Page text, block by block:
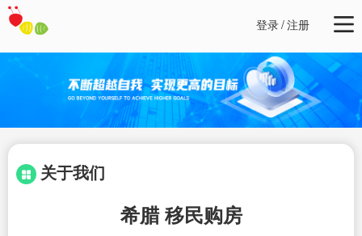
登录/注册
关于我们
希腊 移民购房